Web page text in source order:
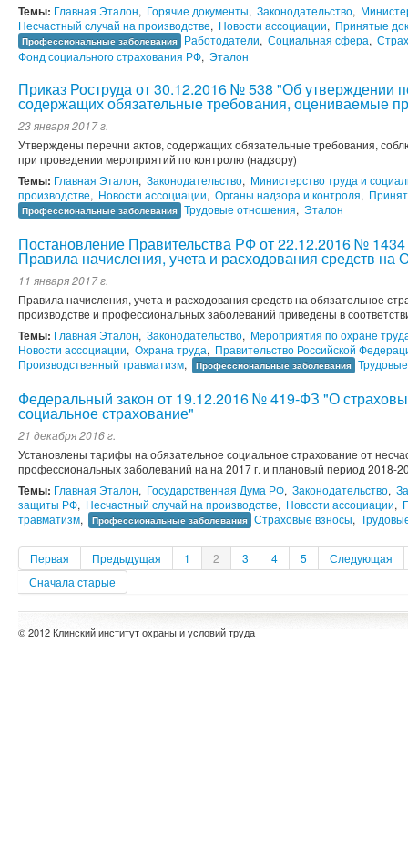
Темы: Главная Эталон, Горячие документы, Законодательство,
Несчастный случай на производстве, Новости ассоциации, Принятые
Профессиональные заболевания Работодатели, Социальная сфера,
Фонд социального страхования РФ, Эталон
Приказ Роструда от 30.12.2016 № 538 "Об утверждении
содержащих обязательные требования, оцениваемые
23 января 2017 г.
Утверждены перечни актов, содержащих обязательные требования,
при проведении мероприятий по контролю (надзору)
Темы: Главная Эталон, Законодательство, Министерство труда и
производстве, Новости ассоциации, Органы надзора и контроля,
Профессиональные заболевания Трудовые отношения, Эталон
Постановление Правительства РФ от 22.12.2016 №
Правила начисления, учета и расходования средств на
11 января 2017 г.
Правила начисления, учета и расходования средств на обязательное
производстве и профессиональных заболеваний приведены в
Темы: Главная Эталон, Законодательство, Мероприятия по охране
Новости ассоциации, Охрана труда, Правительство Российской
Производственный травматизм, Профессиональные заболевания
Федеральный закон от 19.12.2016 № 419-ФЗ "О
социальное страхование"
21 декабря 2016 г.
Установлены тарифы на обязательное социальное страхование от
профессиональных заболеваний на на 2017 г. и плановый период 2018-
Темы: Главная Эталон, Государственная Дума РФ, Законодательство,
защиты РФ, Несчастный случай на производстве, Новости ассоциации,
травматизм, Профессиональные заболевания Страховые взносы,
Первая Предыдущая 1 2 3 4 5
Следующая
Сначала старые
© 2012 Клинский институт охраны и условий труда